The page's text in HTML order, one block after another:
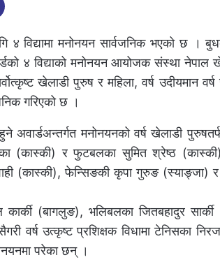
४ विद्यामा मनोनयन सार्वजनिक भएको छ ।
४ विद्याको मनोनयन आयोजक संस्था
खेलाडी पुरुष र महिला, वर्ष उदीयमान
गरिएको छ ।
मनोनयनको वर्ष खेलाडी
(कास्की) र फुटबलका सुमित श्रेष्ठ
(कास्की), फेन्सिङकी कृपा गुरुङ (स्याङ्जा)
कार्की (बागलुङ), भलिबलका जितबहादुर
वर्ष उत्कृष्ट प्रशिक्षक विधामा टेनिसका
परेका छन् ।